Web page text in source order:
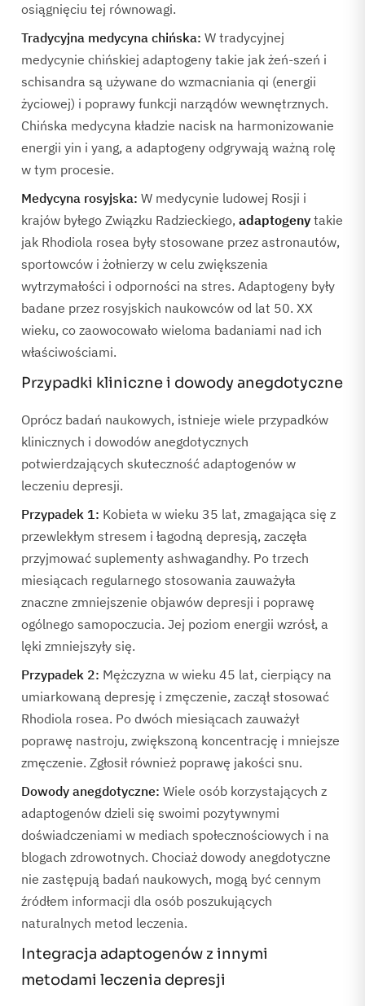
osiągnięciu tej równowagi.
Tradycyjna medycyna chińska: W tradycyjnej
medycynie chińskiej adaptogeny takie jak żeń-szeń i
schisandra są używane do wzmacniania qi (energii
życiowej) i poprawy funkcji narządów wewnętrznych.
Chińska medycyna kładzie nacisk na harmonizowanie
energii yin i yang, a adaptogeny odgrywają ważną rolę
w tym procesie.
Medycyna rosyjska: W medycynie ludowej Rosji i
krajów byłego Związku Radzieckiego, adaptogeny takie
jak Rhodiola rosea były stosowane przez astronautów,
sportowców i żołnierzy w celu zwiększenia
wytrzymałości i odporności na stres. Adaptogeny były
badane przez rosyjskich naukowców od lat 50. XX
wieku, co zaowocowało wieloma badaniami nad ich
właściwościami.
Przypadki kliniczne i dowody anegdotyczne
Oprócz badań naukowych, istnieje wiele przypadków
klinicznych i dowodów anegdotycznych
potwierdzających skuteczność adaptogenów w
leczeniu depresji.
Przypadek 1: Kobieta w wieku 35 lat, zmagająca się z
przewlekłym stresem i łagodną depresją, zaczęła
przyjmować suplementy ashwagandhy. Po trzech
miesiącach regularnego stosowania zauważyła
znaczne zmniejszenie objawów depresji i poprawę
ogólnego samopoczucia. Jej poziom energii wzrósł, a
lęki zmniejszyły się.
Przypadek 2: Mężczyzna w wieku 45 lat, cierpiący na
umiarkowaną depresję i zmęczenie, zaczął stosować
Rhodiola rosea. Po dwóch miesiącach zauważył
poprawę nastroju, zwiększoną koncentrację i mniejsze
zmęczenie. Zgłosił również poprawę jakości snu.
Dowody anegdotyczne: Wiele osób korzystających z
adaptogenów dzieli się swoimi pozytywnymi
doświadczeniami w mediach społecznościowych i na
blogach zdrowotnych. Chociaż dowody anegdotyczne
nie zastępują badań naukowych, mogą być cennym
źródłem informacji dla osób poszukujących
naturalnych metod leczenia.
Integracja adaptogenów z innymi
metodami leczenia depresji